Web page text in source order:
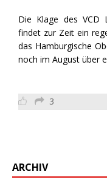
Die Klage des VCD
findet zur Zeit ein
das Hamburgische
noch im August über
3
ARCHIV